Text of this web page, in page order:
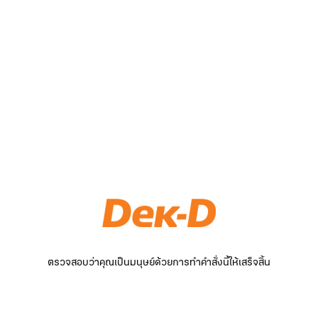
ตรวจสอบว่าคุณเป็นมนุษย์ด้วยการทำคำสั่งนี้ให้เสร็จสิ้น